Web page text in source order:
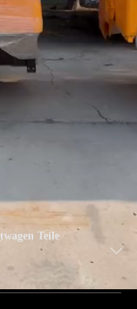
Teile